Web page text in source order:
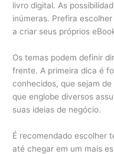
livro digital. As
inúmeras. Prefira
a criar seus próprios
Os temas podem definir
frente. A primeira dica é
conhecidos, que sejam
que englobe diversos
suas ideias de negócio.
É recomendado escolher
até chegar em um mais